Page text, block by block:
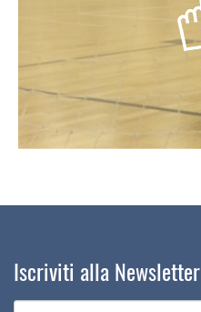
Iscriviti alla Newsletter